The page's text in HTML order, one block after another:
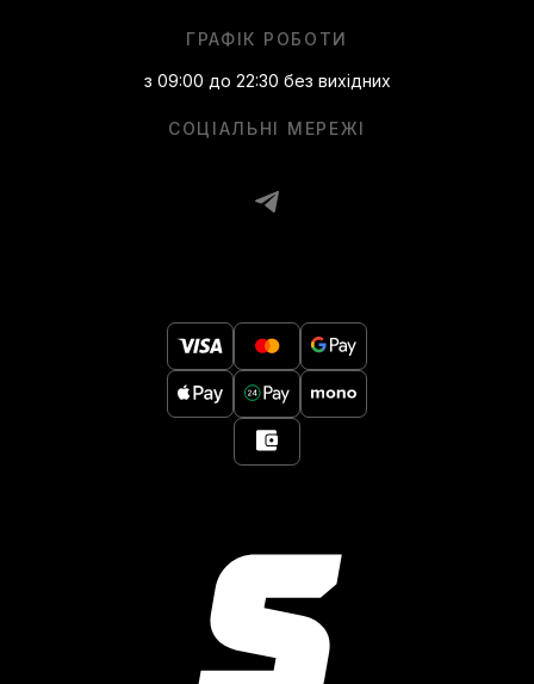
СОЦІАЛЬНІ МЕРЕЖІ
ГРАФІК РОБОТИ
з 09:00 до 22:30 без вихідних